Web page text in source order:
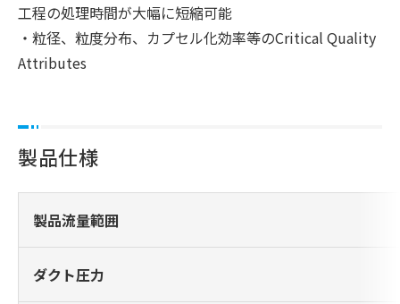
工程の処理時間が大幅に短縮可能
・粒径、粒度分布、カプセル化効率等のCritical Quality
Attributes
製品仕様
製品流量範囲
ダクト圧力